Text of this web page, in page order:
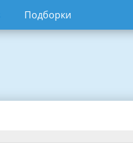
Подборки